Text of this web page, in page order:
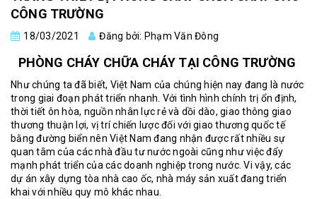
CÔNG TRƯỜNG
18/03/2021 Đăng bởi: Phạm Văn Đông
PHÒNG CHÁY CHỮA CHÁY TẠI CÔNG TRƯỜNG
Như chúng ta đã biết, Việt Nam của chúng hiện nay đang là nước
trong giai đoạn phát triển nhanh. Với tình hình chính trị ổn định,
thời tiết ôn hòa, nguồn nhân lực rẻ và dồi dào, giao thông giao
thương thuận lợi, vị trí chiến lược đối với giao thương quốc tế
bằng đường biển nên Việt Nam đang nhận được rất nhiều sự
quan tâm của các nhà đầu tư nước ngoài cũng như việc đẩy
mạnh phát triển của các doanh nghiệp trong nước. Vi vậy, các
dự án xây dựng tòa nhà cao ốc, nhà máy sản xuất đang triển
khai với nhiều quy mô khác nhau.